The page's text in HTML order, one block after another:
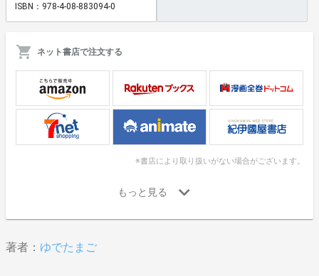
ISBN：978-4-08-883094-0
ネット書店で注文する
※書店により取り扱いがない場合がございます。
著者： ゆでたまご